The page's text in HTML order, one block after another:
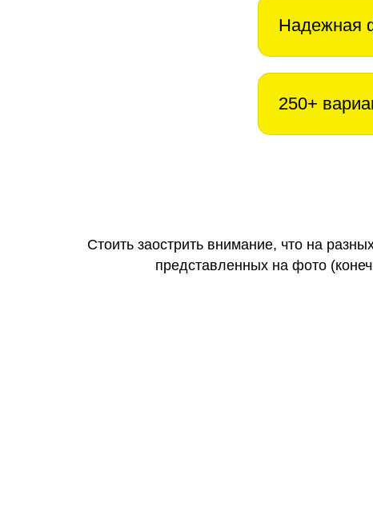
Надежная
250+
Стоить заострить внимание, что на
представленных на фото